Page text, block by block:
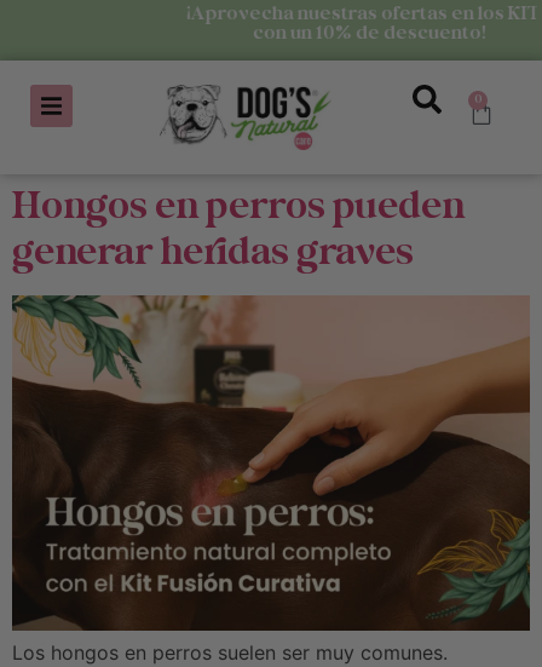
¡Aprovecha nuestras ofertas en los KITS
con un 10% de descuento!
0
Hongos en perros pueden
generar heridas graves
Los hongos en perros suelen ser muy comunes.